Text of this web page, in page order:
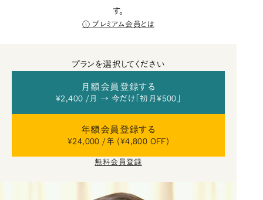
す。
プレミアム会員とは
プランを選択してください
月額会員登録する
¥2,400 /月 → 今だけ「初月¥500」
年額会員登録する
¥24,000 /年 (¥4,800 OFF)
無料会員登録